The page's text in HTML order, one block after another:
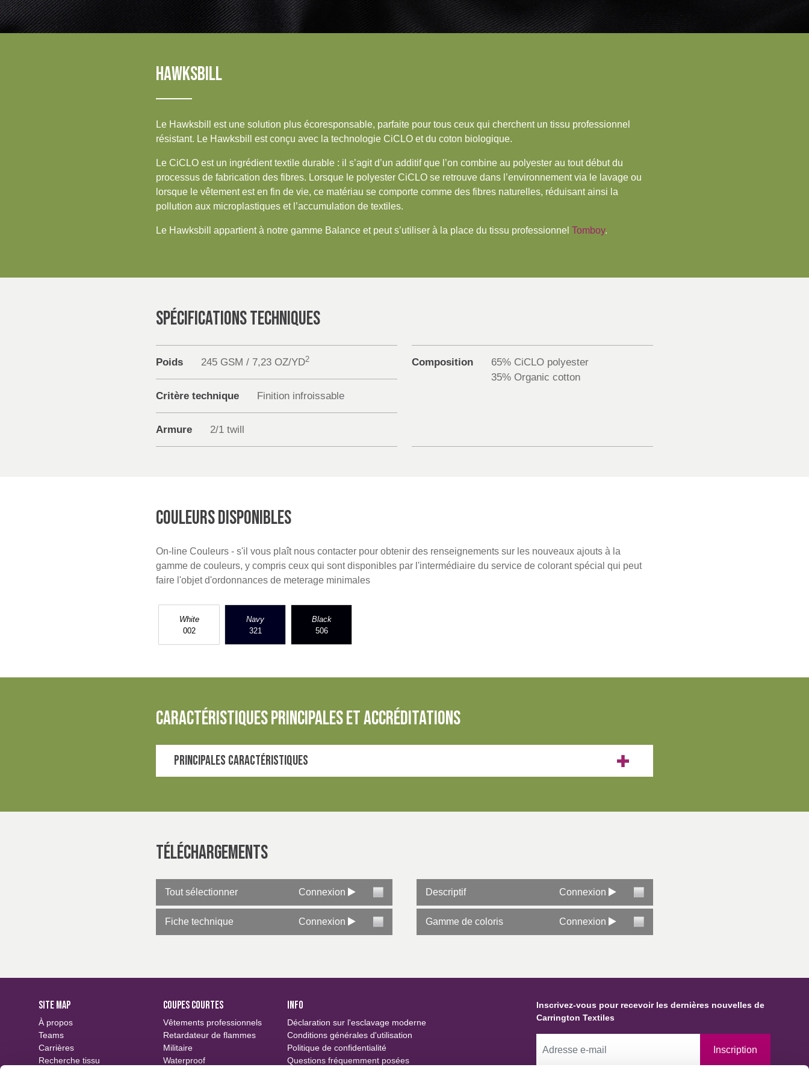
Sustainability
IRELAND & REPUBLIC
HAWKSBILL
Le Hawksbill est une solution plus écoresponsable, parfaite pour tous ceux qui cherchent un tissu professionnel
résistant. Le Hawksbill est conçu avec la technologie CiCLO et du coton biologique.
Le CiCLO est un ingrédient textile durable : il s’agit d’un additif que l’on combine au polyester au tout début du
processus de fabrication des fibres. Lorsque le polyester CiCLO se retrouve dans l’environnement via le lavage ou
lorsque le vêtement est en fin de vie, ce matériau se comporte comme des fibres naturelles, réduisant ainsi la
pollution aux microplastiques et l’accumulation de textiles.
Le Hawksbill appartient à notre gamme Balance et peut s’utiliser à la place du tissu professionnel Tomboy.
SPÉCIFICATIONS TECHNIQUES
Poids 245 GSM / 7,23 OZ/YD2
Critère technique Finition infroissable
Armure 2/1 twill
Composition
65% CiCLO polyester
35% Organic cotton
COULEURS DISPONIBLES
On-line Couleurs - s'il vous plaît nous contacter pour obtenir des renseignements sur les nouveaux ajouts à la
gamme de couleurs, y compris ceux qui sont disponibles par l'intermédiaire du service de colorant spécial qui peut
faire l'objet d'ordonnances de meterage minimales
White
002
Navy
321
Black
506
caractéristiques principales et accréditations
Principales caractéristiques
Polyester CiCLO
Finition entretien facile
Téléchargements
Tout sélectionner Connexion Descriptif Connexion
Fiche technique Connexion Gamme de coloris Connexion
SITE MAP
À propos
Teams
Carrières
Recherche tissu
COUPES COURTES
Vêtements professionnels
Retardateur de flammes
Militaire
Waterproof
INFO
Déclaration sur l'esclavage moderne
Conditions générales d'utilisation
Politique de confidentialité
Questions fréquemment posées
Inscrivez-vous pour recevoir les dernières nouvelles de
Carrington Textiles
Inscription